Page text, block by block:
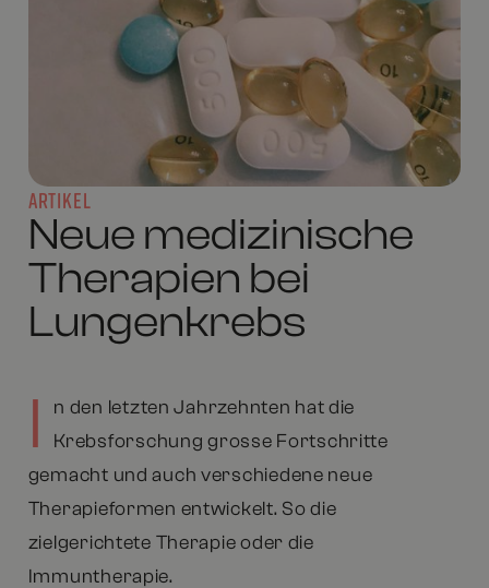
ARTIKEL
Neue medizinische
Therapien bei
Lungenkrebs
I
n den letzten Jahrzehnten hat die
Krebsforschung grosse Fortschritte
gemacht und auch verschiedene neue
Therapieformen entwickelt. So die
zielgerichtete Therapie oder die
Immuntherapie.